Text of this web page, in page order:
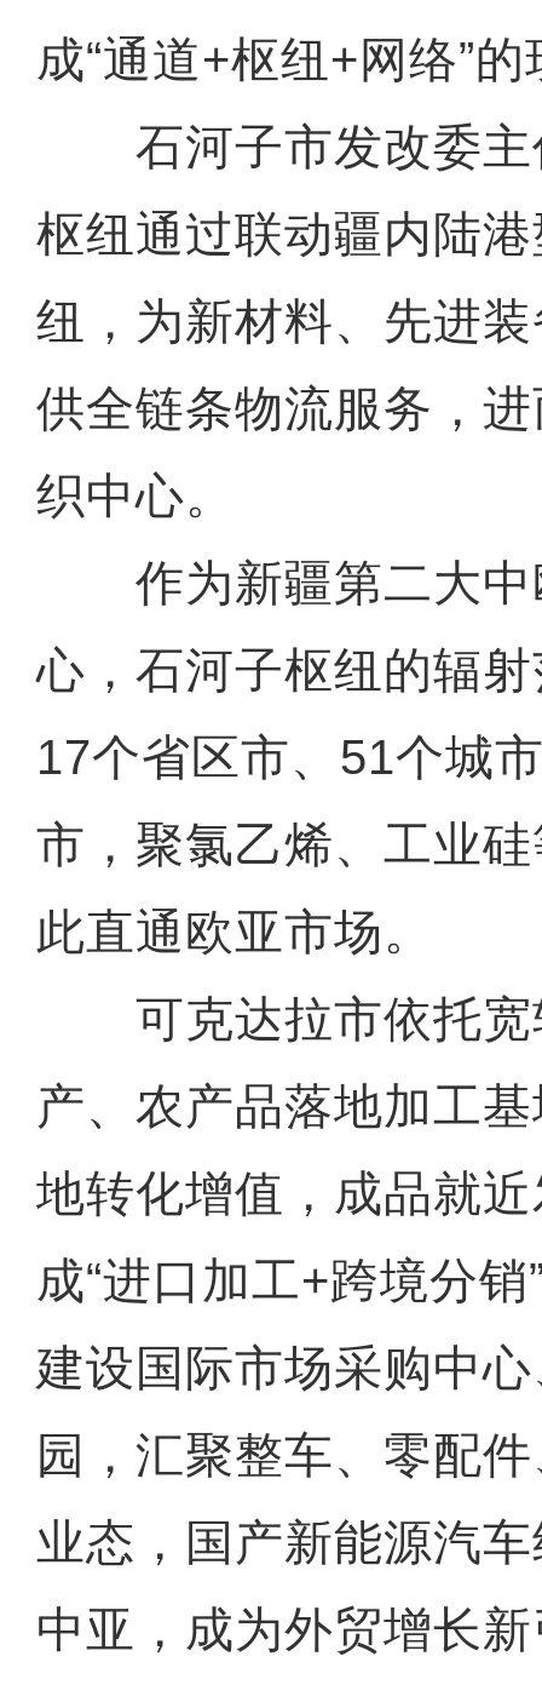
成“通道+枢纽+网络”
石河子市发改委主
枢纽通过联动疆内陆
纽，为新材料、先进
供全链条物流服务，
织中心。
作为新疆第二大中
心，石河子枢纽的辐
17个省区市、51个城
市，聚氯乙烯、工业硅
此直通欧亚市场。
可克达拉市依托宽
产、农产品落地加工
地转化增值，成品就
成“进口加工+跨境分
建设国际市场采购中
园，汇聚整车、零配
业态，国产新能源汽
中亚，成为外贸增长